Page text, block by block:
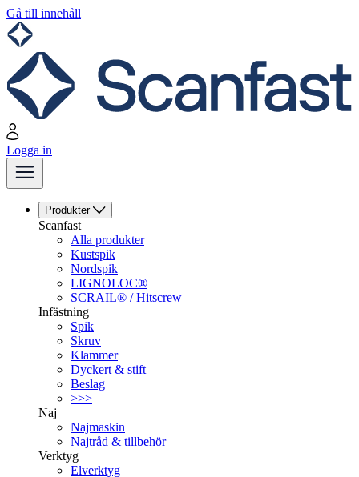
Gå till innehåll
Logga in
Produkter
Scanfast
Alla produkter
Kustspik
Nordspik
LIGNOLOC®
SCRAIL® / Hitscrew
Infästning
Spik
Skruv
Klammer
Dyckert & stift
Beslag
>>>
Naj
Najmaskin
Najtråd & tillbehör
Verktyg
Elverktyg